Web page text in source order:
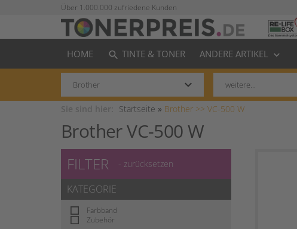
Über 1.000.000 zufriedene Kunden
HOME search TINTE & TONER ANDERE ARTIKEL keyboard_arrow_down
keyboard_arrow_down
Startseite » Brother >> VC-500 W
Brother VC-500 W
FILTER - zurücksetzen
KATEGORIE
Farbband
Zubehör